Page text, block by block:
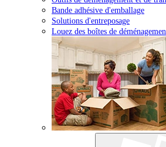
Bande adhésive d'emballage
Solutions d'entreposage
Louez des boîtes de